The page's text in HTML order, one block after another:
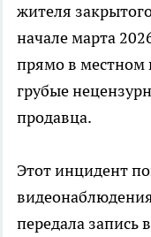
жителя
начале марта
прямо в местном
грубые
продавца.
Этот инцидент
передала запись